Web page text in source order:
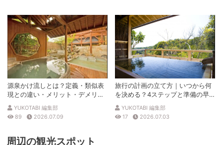
源泉かけ流しとは？定義・類似表
現との違い・メリット・デメリッ
トを解説
YUKOTABI 編集部
89
2026.07.09
旅行の計画の立て方｜いつから何
を決める？4ステップと準備の早
見表
YUKOTABI 編集部
17
2026.07.03
周辺の観光スポット